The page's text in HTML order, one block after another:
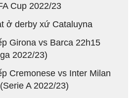
Cup 2022/23
ở derby xứ Cataluyna
Girona vs Barca 22h15
2022/23)
Cremonese vs Inter Milan
A 2022/23)